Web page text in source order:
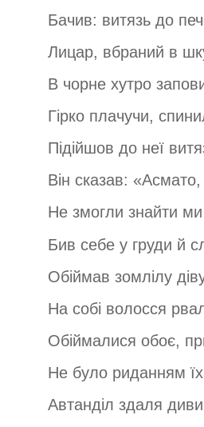
Бачив: витязь до
Лицар, вбраний в
В чорне хутро
Гірко плачучи,
Підійшов до неї
Він сказав:
Не змогли знайти
Бив себе у груди й
Обіймав зомлілу
На собі волосся
Обіймалися обоє,
Не було риданням
Автанділ здаля